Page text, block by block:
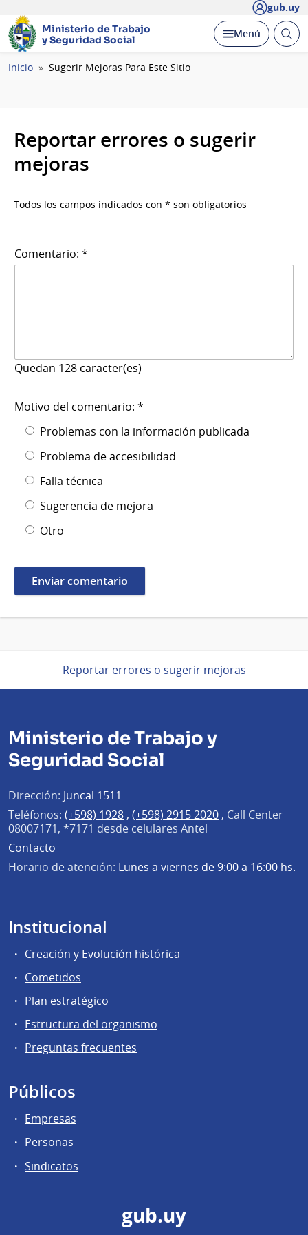
gub.uy
Ministerio de Trabajo
y Seguridad Social
Desplegar
Menú Abrir
Ruta
Inicio Sugerir Mejoras Para Este Sitio
Reportar errores o sugerir
mejoras
Todos los campos indicados con * son obligatorios
Comentario: *
Quedan 128 caracter(es)
Motivo del comentario: *
Problemas con la información publicada
Problema de accesibilidad
Falla técnica
Sugerencia de mejora
Otro
Reportar errores o sugerir mejoras
Ministerio de Trabajo y
Seguridad Social
Dirección: Juncal 1511
Teléfonos: (+598) 1928 , (+598) 2915 2020 , Call Center
08007171, *7171 desde celulares Antel
Contacto
Horario de atención: Lunes a viernes de 9:00 a 16:00 hs.
Institucional
Creación y Evolución histórica
Cometidos
Plan estratégico
Estructura del organismo
Preguntas frecuentes
Públicos
Empresas
Personas
Sindicatos
gub.uy